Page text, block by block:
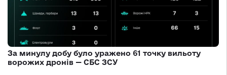
За минулу добу було уражено 61 точку вильоту
ворожих дронів — СБС ЗСУ